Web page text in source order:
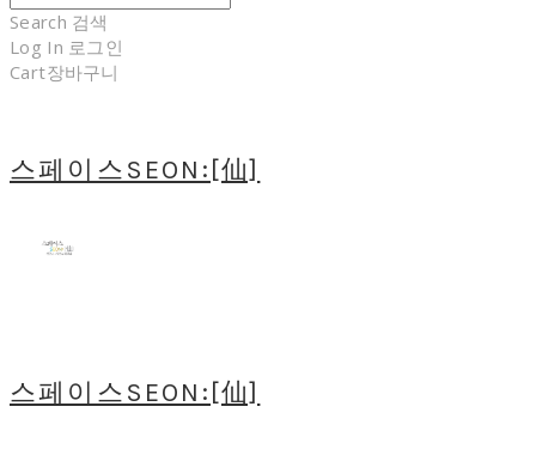
Search 검색
Log In 로그인
Cart장바구니
스페이스SEON:[仙]
스페이스SEON:[仙]